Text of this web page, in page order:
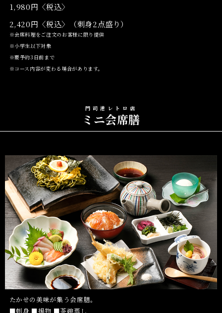
1,980円〈税込〉
2,420円〈税込〉（刺身2点盛り）
※会席料理をご注文のお客様に限り提供
※小学生以下対象
※要予約3日前まで
※コース内容が変わる場合があります。
門司港レトロ店
ミニ会席膳
たかせの美味が集う会席膳。
■刺身 ■揚物 ■茶碗蒸し